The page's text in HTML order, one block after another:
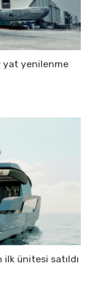
yat yenilenme
ilk ünitesi satıldı